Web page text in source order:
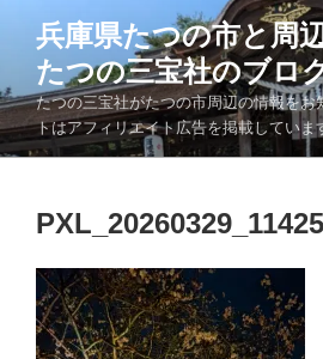
ン
ツ
へ
兵庫県たつの市と
たつの三宝社のブロ
たつの三宝社がたつの市周辺の情報をお
トはアフィリエイト広告を掲載していま